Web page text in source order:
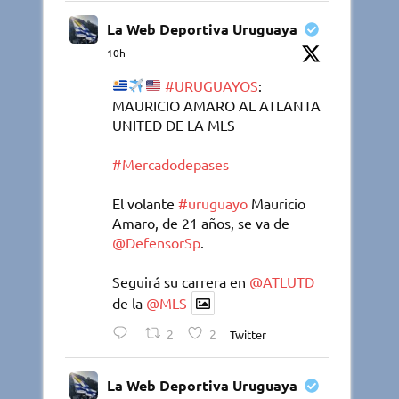
La Web Deportiva Uruguaya
10h
#URUGUAYOS:
MAURICIO AMARO AL ATLANTA
UNITED DE LA MLS
#Mercadodepases
El volante#uruguayo Mauricio
Amaro, de 21 años, se va de
@DefensorSp
Seguirá su carrera en @ATLUTD
de la @MLS
2 2 Twitter
La Web Deportiva Uruguaya